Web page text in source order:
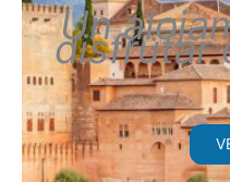
Un
disfrutar